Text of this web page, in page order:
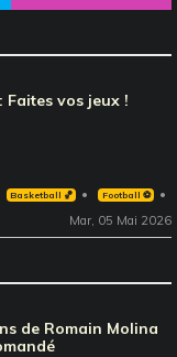
vos jeux !
Basketball 🏀 Football ⚽️
Mar, 05 Mai 2026
de Romain Molina